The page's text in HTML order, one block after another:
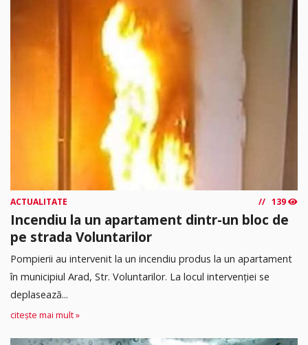
ACTUALITATE 139
Incendiu la un apartament dintr-un bloc de
pe strada Voluntarilor
Pompierii au intervenit la un incendiu produs la un apartament
în municipiul Arad, Str. Voluntarilor. La locul intervenției se
deplasează...
citește mai mult »